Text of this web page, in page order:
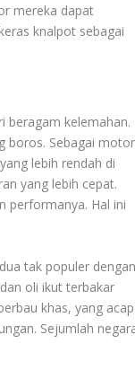
mereka dapat
knalpot sebagai
beragam kelemahan.
boros. Sebagai motor
lebih rendah di
yang lebih cepat.
performanya. Hal ini
tak populer
oli ikut terbakar
khas, yang acap
Sejumlah